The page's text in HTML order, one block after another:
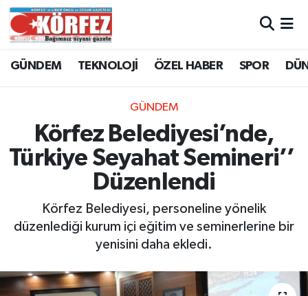
GÜNDEM TEKNOLOJİ ÖZEL HABER SPOR
GÜNDEM
Körfez Belediyesi’nde,
Türkiye Seyahat Semineri’’
Düzenlendi
Körfez Belediyesi, personeline yönelik
düzenlediği kurum içi eğitim ve seminerlerine bir
yenisini daha ekledi.
Trafik Durumu
Süper Lig Puan Durumu ve Fikstür
Tüm Manşetler
Son Dakika Haberleri
Haber Arşivi